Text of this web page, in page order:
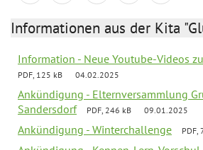
Informationen aus der Kita
Information - Neue Youtube-Videos
PDF, 125 kB 04.02.2025
Ankündigung - Elternversammlung
Sandersdorf
PDF, 246 kB 09.01.2025
Ankündigung - Winterchallenge PDF,